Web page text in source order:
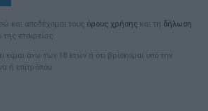
και αποδέχομαι τους όρους χρήσης και τη δήλωση
της εταιρείας
είμαι άνω των 18 ετών ή ότι βρίσκομαι υπό την
ή επιτρόπου